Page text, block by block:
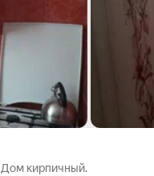
Дом кирпичный.